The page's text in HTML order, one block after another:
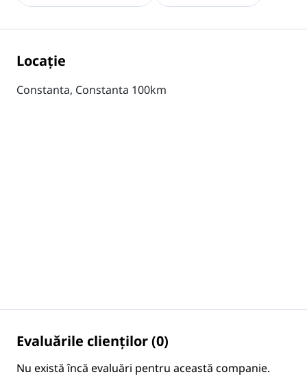
Locaţie
Constanta, Constanta 100km
Evaluările clienților (0)
Nu există încă evaluări pentru această companie.